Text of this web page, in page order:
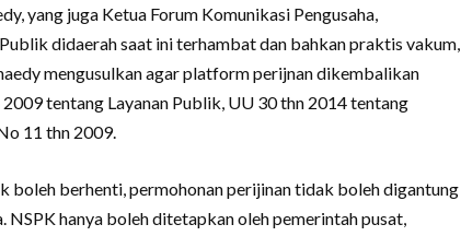
yang juga Ketua Forum Komunikasi Pengusaha,
didaerah saat ini terhambat dan bahkan praktis vakum,
mengusulkan agar platform perijnan dikembalikan
tentang Layanan Publik, UU 30 thn 2014 tentang
11 thn 2009.
boleh berhenti, permohonan perijinan tidak boleh digantung
NSPK hanya boleh ditetapkan oleh pemerintah pusat,